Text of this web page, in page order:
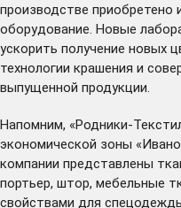
производстве приобретено
оборудование. Новые
ускорить получение новых
технологии крашения и
выпущенной продукции.
Напомним, «Родники-
экономической зоны
компании представлены
портьер, штор, мебельные
свойствами для